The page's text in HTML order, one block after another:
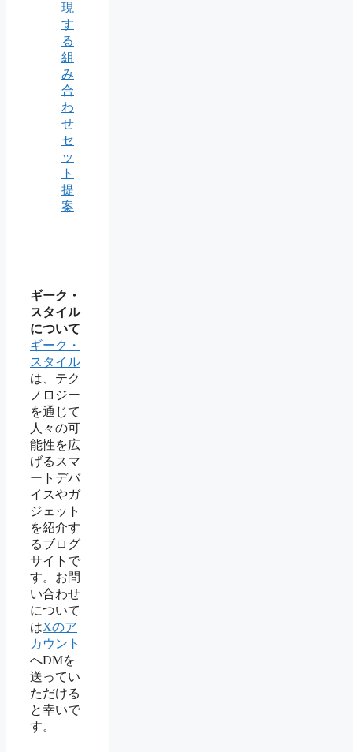
現
す
る
組
み
合
わ
せ
セ
ッ
ト
提
案
ギーク・
スタイル
について
ギーク・
スタイル
は、テク
ノロジー
を通じて
人々の可
能性を広
げるスマ
ートデバ
イスやガ
ジェット
を紹介す
るブログ
サイトで
す。お問
い合わせ
について
はXのア
カウント
へDMを
送ってい
ただける
と幸いで
す。